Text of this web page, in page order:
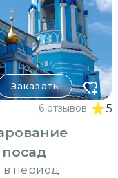
Заказать
6 отзывов 5
в период